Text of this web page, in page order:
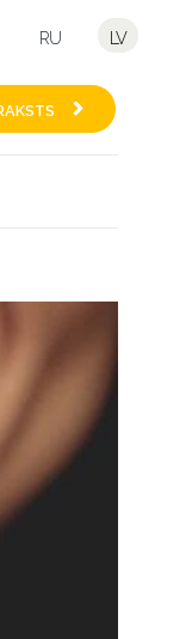
RU LV